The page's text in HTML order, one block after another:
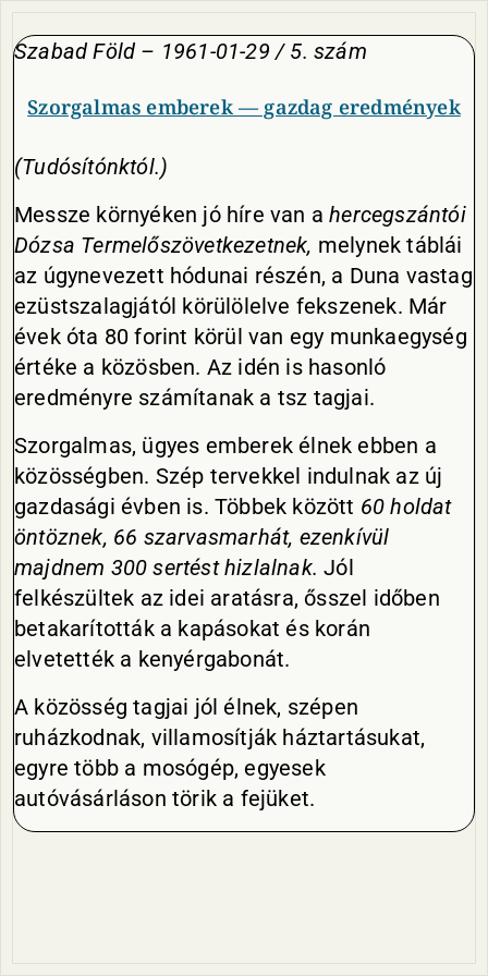
Szabad Föld – 1961-01-29 / 5. szám
Szorgalmas emberek — gazdag eredmények
(Tudósítónktól.)
Messze környéken jó híre van ahercegszántói
Dózsa Termelőszövetkezetnek, melynek táblái
az úgynevezett hódunai részén, a Duna vastag
ezüstszalagjától körülölelve fekszenek. Már
évek óta 80 forint körül van egy munkaegység
értéke a közösben. Az idén is hasonló
eredményre számítanak a tsz tagjai.
Szorgalmas, ügyes emberek élnek ebben a
közösségben. Szép tervekkel indulnak az új
gazdasági évben is. Többek között 60 holdat
öntöznek, 66 szarvasmarhát, ezenkívül
majdnem 300 sertést hizlalnak. Jól
felkészültek az idei aratásra, ősszel időben
betakarították a kapásokat és korán
elvetették a kenyérgabonát.
A közösség tagjai jól élnek, szépen
ruházkodnak, villamosítják háztartásukat,
egyre több a mosógép, egyesek
autóvásárláson törik a fejüket.